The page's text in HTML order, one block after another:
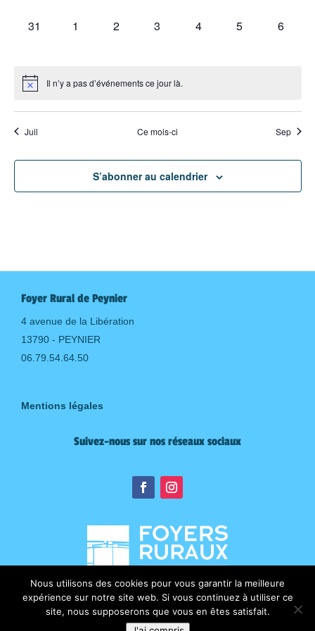
0
31
0
1
0
2
0
3
0
4
0
5
0
6
Il n’y a pas d’événements ce jour là.
Juil Ce mois-ci Sep
S’abonner au calendrier
Foyer Rural de Peynier
4 avenue de la Libération
13790 - PEYNIER
06.79.54.64.50
Mentions légales
Suivez-nous sur nos réseaux sociaux
Nous utilisons des cookies pour vous garantir la meilleure
expérience sur notre site web. Si vous continuez à utiliser ce
site, nous supposerons que vous en êtes satisfait.